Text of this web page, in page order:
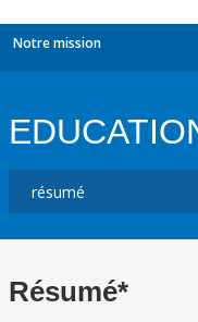
Notre mission
Résumé*